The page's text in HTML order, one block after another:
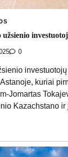
užsienio
0
kuriai
Jomartas
Kazachstano ir